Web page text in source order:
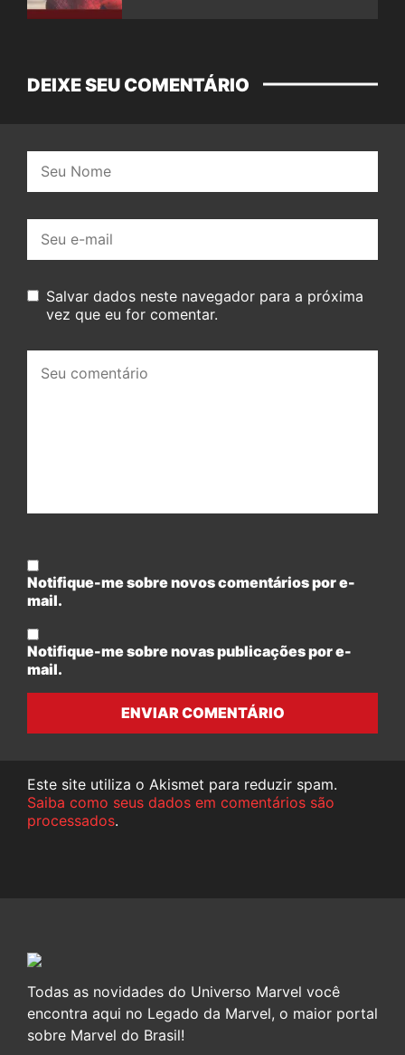
DEIXE SEU COMENTÁRIO
mail:
Salvar dados neste navegador para a próxima
vez que eu for comentar.
comentário:
Notifique-me sobre novos comentários por e-
mail.
Notifique-me sobre novas publicações por e-
mail.
ENVIAR COMENTÁRIO
Este site utiliza o Akismet para reduzir spam.
Saiba como seus dados em comentários são
processados.
Todas as novidades do Universo Marvel você
encontra aqui no Legado da Marvel, o maior portal
sobre Marvel do Brasil!